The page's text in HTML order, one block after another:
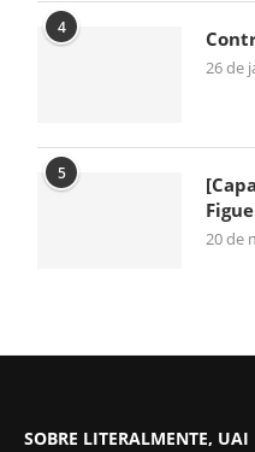
4
26 de
5
20 de
SOBRE LITERALMENTE, UAI